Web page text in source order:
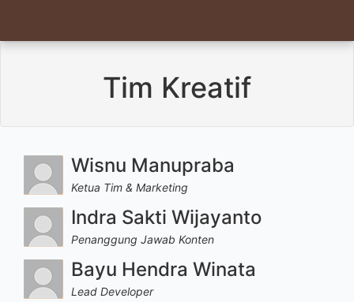
Tim Kreatif
Wisnu Manupraba
Ketua Tim & Marketing
Indra Sakti Wijayanto
Penanggung Jawab Konten
Bayu Hendra Winata
Lead Developer